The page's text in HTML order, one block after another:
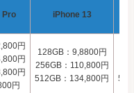
Pro iPhone 13
円
円
円
円
128GB：9,8800円
256GB：110,800円
512GB：134,800円